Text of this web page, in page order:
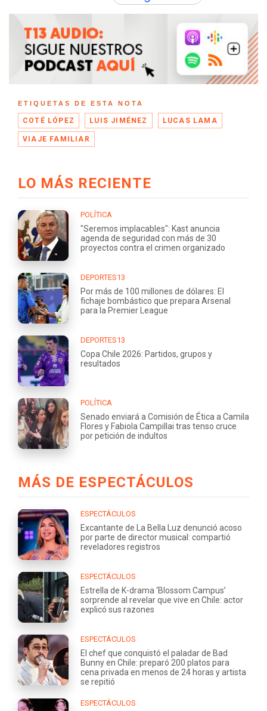
ETIQUETAS DE ESTA NOTA
COTÉ LÓPEZ LUIS JIMÉNEZ LUCAS LAMA
VIAJE FAMILIAR
LO MÁS RECIENTE
POLÍTICA
"Seremos implacables": Kast anuncia
agenda de seguridad con más de 30
proyectos contra el crimen organizado
DEPORTES13
Por más de 100 millones de dólares: El
fichaje bombástico que prepara Arsenal
para la Premier League
DEPORTES13
Copa Chile 2026: Partidos, grupos y
resultados
POLÍTICA
Senado enviará a Comisión de Ética a Camila
Flores y Fabiola Campillai tras tenso cruce
por petición de indultos
MÁS DE ESPECTÁCULOS
ESPECTÁCULOS
Excantante de La Bella Luz denunció acoso
por parte de director musical: compartió
reveladores registros
ESPECTÁCULOS
Estrella de K-drama ‘Blossom Campus’
sorprende al revelar que vive en Chile: actor
explicó sus razones
ESPECTÁCULOS
El chef que conquistó el paladar de Bad
Bunny en Chile: preparó 200 platos para
cena privada en menos de 24 horas y artista
se repitió
ESPECTÁCULOS